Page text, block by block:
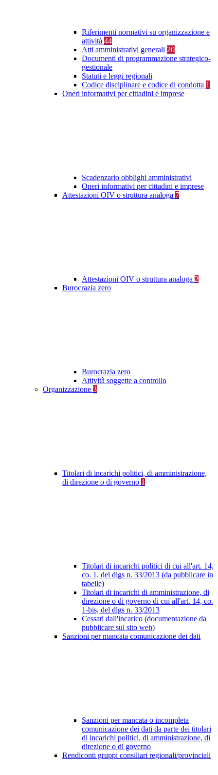
Riferimenti normativi su organizzazione e
attività 44
Atti amministrativi generali 20
Documenti di programmazione strategico-
gestionale
Statuti e leggi regionali
Codice disciplinare e codice di condotta 1
Oneri informativi per cittadini e imprese
Scadenzario obblighi amministrativi
Oneri informativi per cittadini e imprese
Attestazioni OIV o struttura analoga 7
Attestazioni OIV o struttura analoga 2
Burocrazia zero
Burocrazia zero
Attività soggette a controllo
Organizzazione 3
Titolari di incarichi politici, di amministrazione,
di direzione o di governo 1
Titolari di incarichi politici di cui all'art. 14,
co. 1, del dlgs n. 33/2013 (da pubblicare in
tabelle)
Titolari di incarichi di amministrazione, di
direzione o di governo di cui all'art. 14, co.
1-bis, del dlgs n. 33/2013
Cessati dall'incarico (documentazione da
pubblicare sul sito web)
Sanzioni per mancata comunicazione dei dati
Sanzioni per mancata o incompleta
comunicazione dei dati da parte dei titolari
di incarichi politici, di amministrazione, di
direzione o di governo
Rendiconti gruppi consiliari regionali/provinciali